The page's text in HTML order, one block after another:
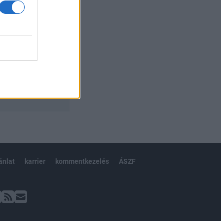
karrier kommentkezelés ÁSZF